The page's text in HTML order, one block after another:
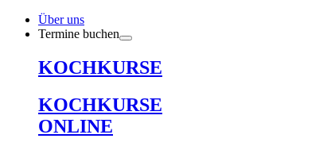
Über uns
Termine buchen
KOCHKURSE
KOCHKURSE
ONLINE